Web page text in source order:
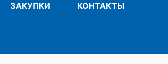
ЗАКУПКИ КОНТАКТЫ